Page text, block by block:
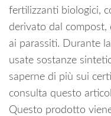
fertilizzanti biologici,
derivato dal compost,
ai parassiti. Durante
usate sostanze
saperne di più sui
consulta questo
Questo prodotto